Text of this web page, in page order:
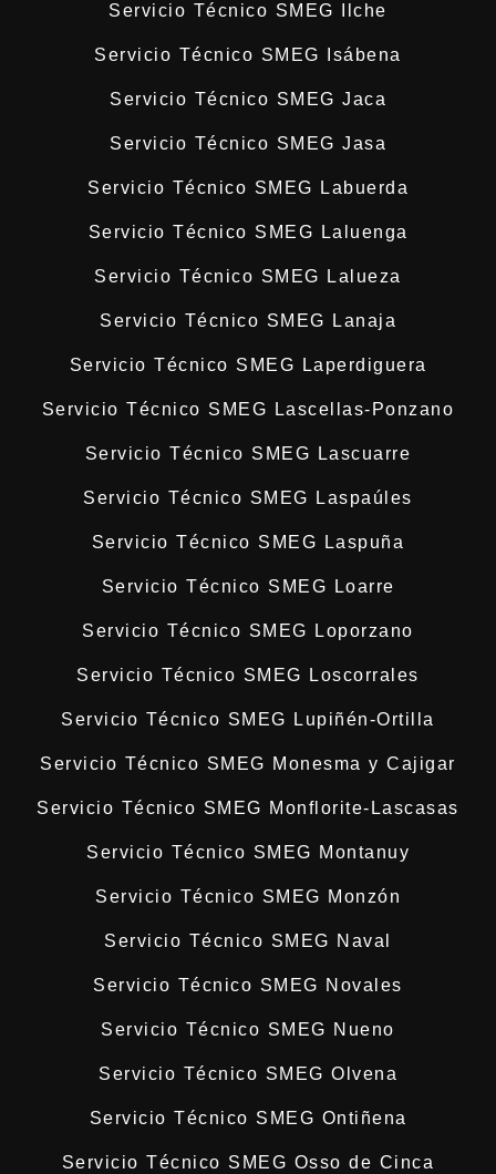
Servicio Técnico SMEG Ilche
Servicio Técnico SMEG Isábena
Servicio Técnico SMEG Jaca
Servicio Técnico SMEG Jasa
Servicio Técnico SMEG Labuerda
Servicio Técnico SMEG Laluenga
Servicio Técnico SMEG Lalueza
Servicio Técnico SMEG Lanaja
Servicio Técnico SMEG Laperdiguera
Servicio Técnico SMEG Lascellas-Ponzano
Servicio Técnico SMEG Lascuarre
Servicio Técnico SMEG Laspaúles
Servicio Técnico SMEG Laspuña
Servicio Técnico SMEG Loarre
Servicio Técnico SMEG Loporzano
Servicio Técnico SMEG Loscorrales
Servicio Técnico SMEG Lupiñén-Ortilla
Servicio Técnico SMEG Monesma y Cajigar
Servicio Técnico SMEG Monflorite-Lascasas
Servicio Técnico SMEG Montanuy
Servicio Técnico SMEG Monzón
Servicio Técnico SMEG Naval
Servicio Técnico SMEG Novales
Servicio Técnico SMEG Nueno
Servicio Técnico SMEG Olvena
Servicio Técnico SMEG Ontiñena
Servicio Técnico SMEG Osso de Cinca